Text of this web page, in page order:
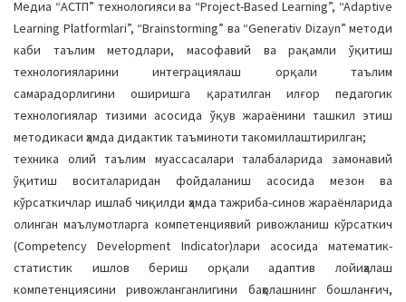
Медиа “АCТП” технологияси ва “Project-Based Learning”, “Adaptive
Learning Platformlari”, “Brainstorming” ва “Generativ Dizayn” методи
каби таълим методлари, масофавий ва рақамли ўқитиш
технологияларини интеграциялаш орқали таълим
самарадорлигини оширишга қаратилган илғор педагогик
технологиялар тизими асосида ўқув жараёнини ташкил этиш
методикаси ҳамда дидактик таъминоти такомиллаштирилган;
техника олий таълим муассасалари талабаларида замонавий
ўқитиш воситаларидан фойдаланиш асосида мезон ва
кўрсаткичлар ишлаб чиқилди ҳамда тажриба-синов жараёнларида
олинган маълумотларга компетенциявий ривожланиш кўрсаткич
(Competency Development Indicator)лари асосида математик-
статистик ишлов бериш орқали адаптив лойиҳалаш
компетенциясини ривожланганлигини баҳолашнинг бошланғич,